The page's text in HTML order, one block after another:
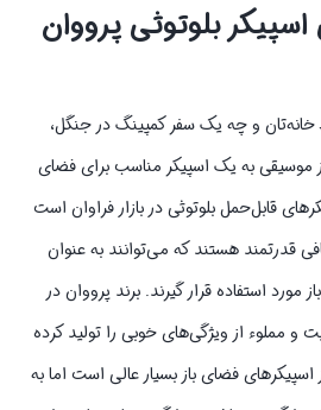
بلوتوثی پرووان
و چه یک سفر کمپینگ در جنگل،
موسیقی به یک اسپیکر مناسب برای فضای
قابل‌حمل بلوتوثی در بازار فراوان است
قدرتمند هستند که می‌توانند به عنوان
استفاده قرار گیرند. برند پرووان در
و مملوء از ویژگی‌های خوبی را تولید کرده
اسپیکرهای فضای باز بسیار عالی است اما به